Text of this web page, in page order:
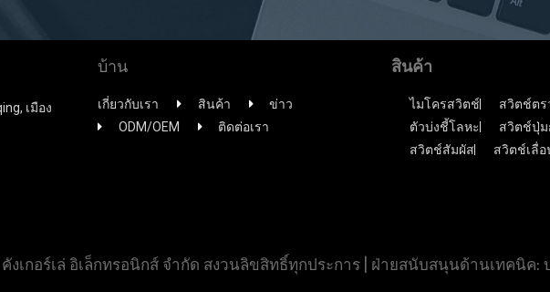
เมือง
บ้าน
เกี่ยวกับเรา สินค้า
ข่าว
ODM/OEM
ติดต่อเรา
สินค้า
ไมโครสวิตช์ สวิตช์ตร
ตัวบ่งชี้โลหะ
สวิตช์ปุ่
สวิตช์สัมผัส
สวิตช์เลื่
งเกอร์เล่ อิเล็กทรอนิกส์ จำกัด สงวนลิขสิทธิ์ทุกประการ | ฝ่ายสนับสนุนด้านเทคนิค